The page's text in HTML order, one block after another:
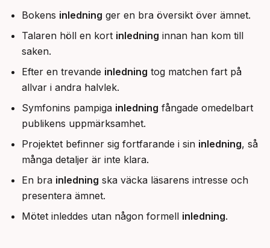
Bokens inledning ger en bra översikt över ämnet.
Talaren höll en kort inledning innan han kom till
saken.
Efter en trevande inledning tog matchen fart på
allvar i andra halvlek.
Symfonins pampiga inledning fångade omedelbart
publikens uppmärksamhet.
Projektet befinner sig fortfarande i sin inledning, så
många detaljer är inte klara.
En bra inledning ska väcka läsarens intresse och
presentera ämnet.
Mötet inleddes utan någon formell inledning.